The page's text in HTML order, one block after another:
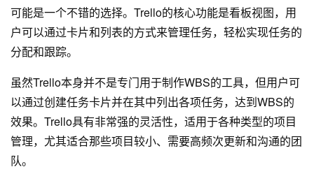
可能是一个不错的选择。Trello的核心功能是看板视图，用
户可以通过卡片和列表的方式来管理任务，轻松实现任务的
分配和跟踪。
虽然Trello本身并不是专门用于制作WBS的工具，但用户可
以通过创建任务卡片并在其中列出各项任务，达到WBS的
效果。Trello具有非常强的灵活性，适用于各种类型的项目
管理，尤其适合那些项目较小、需要高频次更新和沟通的团
队。